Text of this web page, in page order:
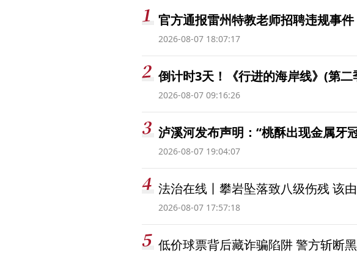
官方通报雷州特教老师招聘违规事件
2026-08-07 18:07:17
倒计时3天！《行进的海岸线》(第二
2026-08-07 09:16:26
泸溪河发布声明：“桃酥出现金属牙
2026-08-07 19:04:07
法治在线丨攀岩坠落致八级伤残 该
2026-08-07 17:57:18
低价球票背后藏诈骗陷阱 警方斩断